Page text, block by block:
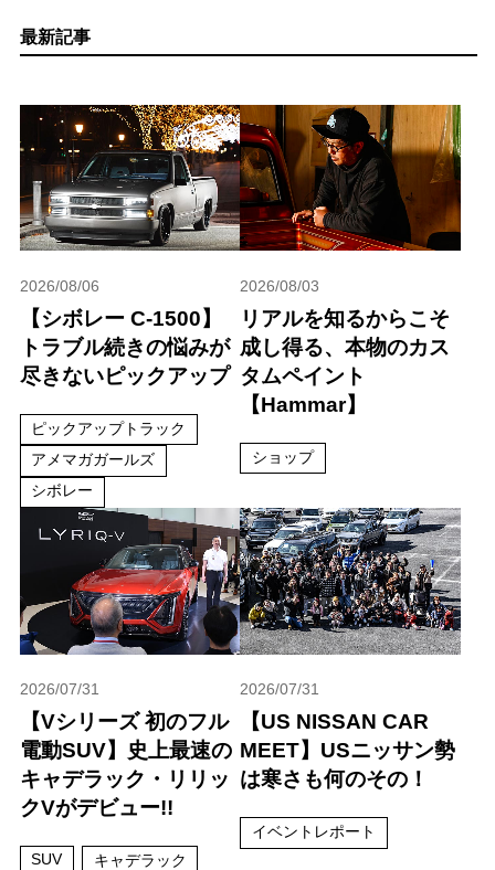
最新記事
2026/08/06
【シボレー C-1500】
トラブル続きの悩みが
尽きないピックアップ
ピックアップトラック
アメマガガールズ
シボレー
2026/08/03
リアルを知るからこそ
成し得る、本物のカス
タムペイント
【Hammar】
ショップ
2026/07/31
【Vシリーズ 初のフル
電動SUV】史上最速の
キャデラック・リリッ
クVがデビュー!!
SUV
キャデラック
2026/07/31
【US NISSAN CAR
MEET】USニッサン勢
は寒さも何のその！
イベントレポート